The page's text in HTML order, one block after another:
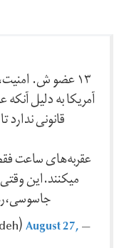
۱۳ عضو ش.
آمریکا به دلیل
قانونی ندارد تا به
عقربه‌های ساعت
میکنند.این
— Saeed Khatibzadeh ‪(@SKhatibzadeh)‬
August 27,